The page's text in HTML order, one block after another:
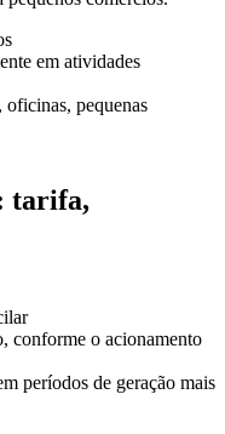
em atividades
pequenas
tarifa,
conforme o acionamento
períodos de geração mais